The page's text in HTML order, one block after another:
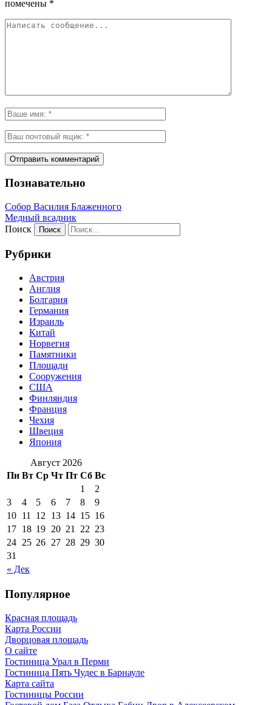
помечены *
Познавательно
Собор Василия Блаженного
Медный всадник
Поиск
Рубрики
Австрия
Англия
Болгария
Германия
Израиль
Китай
Норвегия
Памятники
Площади
Сооружения
США
Финляндия
Франция
Чехия
Швеция
Япония
Август 2026
Пн Вт Ср Чт Пт Сб Вс
« Дек
1
2
3
4 5 6 7 8
9
10 11 12 13 14 15 16
17 18 19 20 21 22 23
24 25 26 27 28 29 30
31
Популярное
Красная площадь
Карта России
Дворцовая площадь
О сайте
Гостиница Урал в Перми
Гостиница Пять Чудес в Барнауле
Карта сайта
Гостиницы России